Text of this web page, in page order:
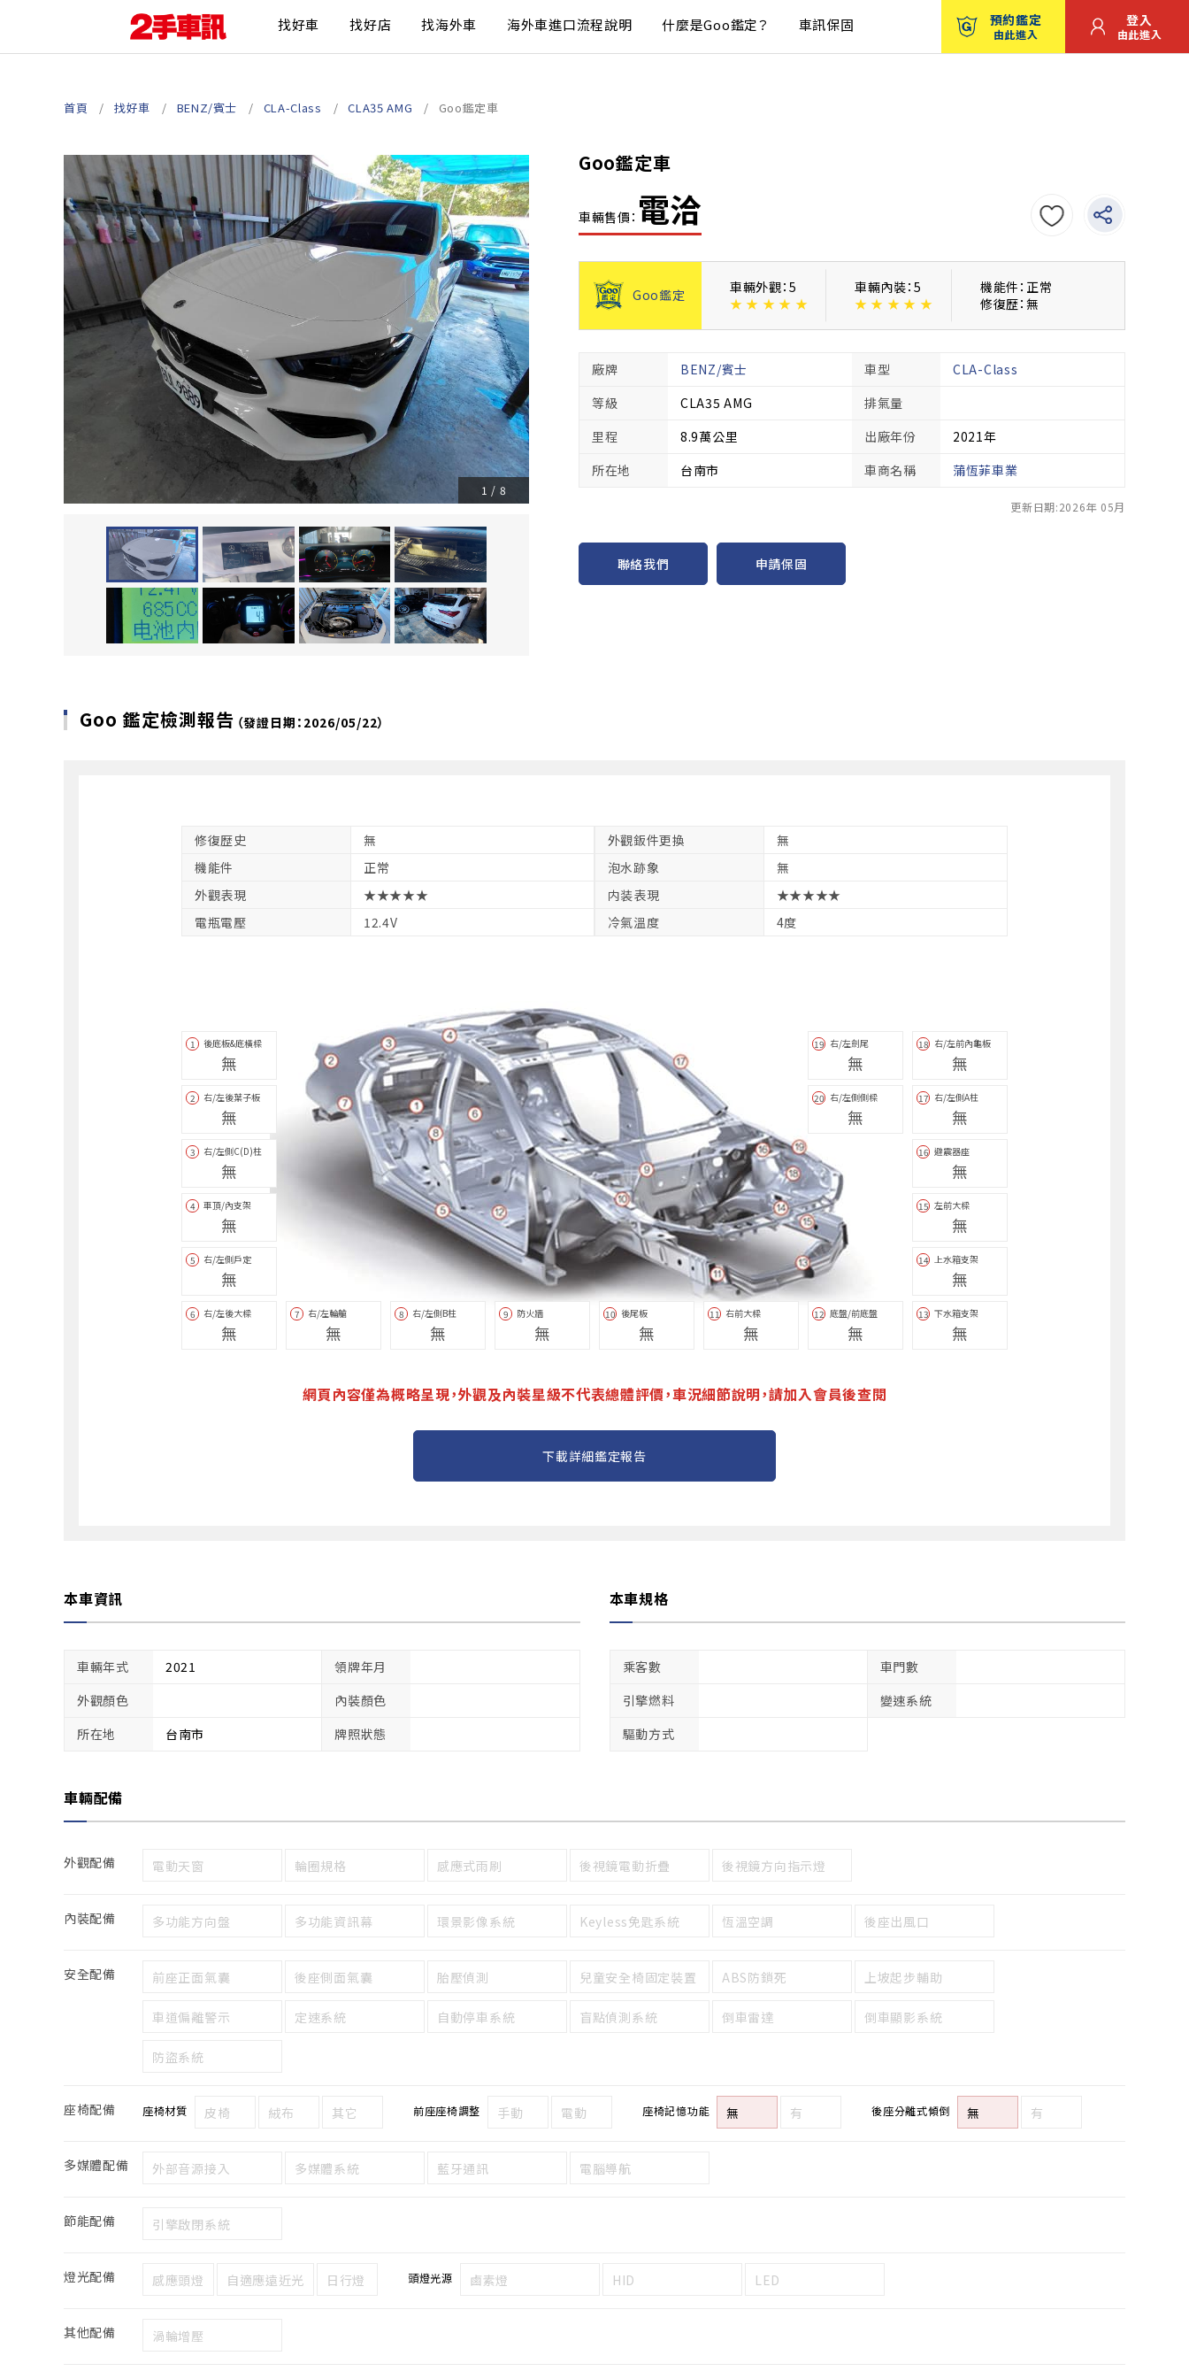
找好車 找好店 找海外車 海外車進口流程說明 什麼是Goo鑑定？ 車訊保固 預約鑑定
由此進入
登入
由此進入
首頁 找好車 BENZ/賓士 CLA-Class CLA35 AMG Goo鑑定車
Goo鑑定車
車輛售價： 電洽
1 / 8
Goo鑑定
車輛外觀：5
★ ★ ★ ★ ★
車輛內裝：5
★ ★ ★ ★ ★
機能件：正常
修復歴：無
廠牌 BENZ/賓士 車型
CLA-Class
等級
CLA35 AMG
排氣量
里程
8.9萬公里 出廠年份
2021年
所在地
台南市 車商名稱 蒲恆菲車業
更新日期:2026年 05月
聯絡我們 申請保固
Goo 鑑定檢測報告 （發證日期：2026/05/22）
修復歴史 無 外觀鈑件更換
無
機能件
正常 泡水跡象
無
外觀表現
★★★★★ 内装表現
★★★★★
電瓶電壓
12.4V 冷氣溫度 4度
1 後底板&底橫樑
無
2 右/左後葉子板
無
3 右/左側C(D)柱
無
4 車頂/內支架
無
5 右/左側戶定
無
6 右/左後大樑
無
7 右/左輪艙
無
8 右/左側B柱
無
9 防火牆
無
10 後尾板
無
11 右前大樑
無
12 底盤/前底盤
無
13 下水箱支架
無
14 上水箱支架
無
15 左前大樑
無
16 避震器座
無
17 右/左側A柱
無
18 右/左前內龜板
無
19 右/左劍尾
無
20 右/左側側樑
無
網頁內容僅為概略呈現，外觀及內裝星級不代表總體評價，車況細節說明，請加入會員後查閱
下載詳細鑑定報告
本車資訊
車輛年式 2021
領牌年月
外觀顏色
內裝顏色
所在地
台南市 牌照狀態
本車規格
乘客數
車門數
引擎燃料
變速系統
驅動方式
車輛配備
外觀配備 電動天窗 輪圈規格 感應式雨刷 後視鏡電動折疊 後視鏡方向指示燈
內裝配備 多功能方向盤 多功能資訊幕 環景影像系統 Keyless免匙系統 恆溫空調 後座出風口
安全配備 前座正面氣囊 後座側面氣囊 胎壓偵測 兒童安全椅固定裝置 ABS防鎖死 上坡起步輔助
車道偏離警示 定速系統 自動停車系統 盲點偵測系統 倒車雷達 倒車顯影系統
防盜系統
座椅配備 座椅材質 皮椅 絨布 其它 前座座椅調整 手動 電動 座椅記憶功能 無 有 後座分離式傾倒 無 有
多媒體配備 外部音源接入 多媒體系統 藍牙通訊 電腦導航
節能配備 引擎啟閉系統
燈光配備 感應頭燈 自適應遠近光 日行燈 頭燈光源 鹵素燈 HID LED
其他配備 渦輪增壓